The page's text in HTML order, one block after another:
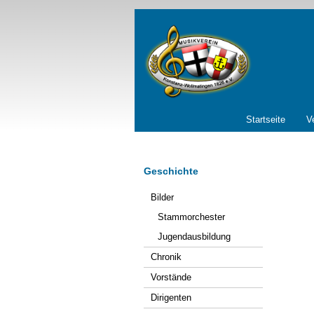
Startseite
Geschichte
Navigation
Bilder
Stammorchester
Jugendausbildung
Chronik
Vorstände
Dirigenten